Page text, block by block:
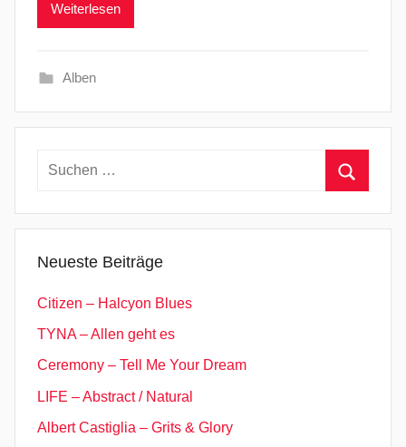
Weiterlesen
Alben
Suchen
Neueste Beiträge
Citizen – Halcyon Blues
TYNA – Allen geht es
Ceremony – Tell Me Your Dream
LIFE – Abstract / Natural
Albert Castiglia – Grits & Glory